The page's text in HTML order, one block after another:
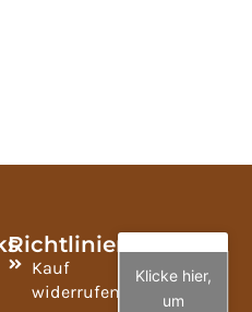
Richtlinien
Kauf
widerrufen
Klicke hier,
um